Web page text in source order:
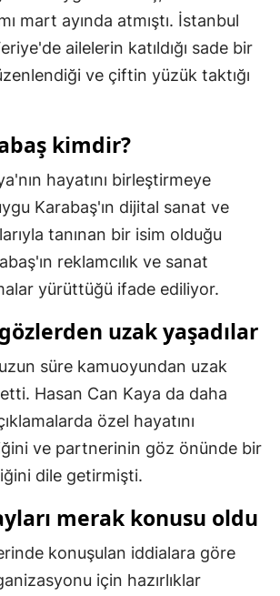
Kayseri
Kırklareli
Kocaeli
Konya
Kütahya
Malatya
Manisa
Kahramanmaraş
Mardin
Muğla
Muş
Nevşehir
Rize
mart ayında atmıştı. İstanbul
ailelerin katıldığı sade bir
ve çiftin yüzük taktığı
kimdir?
hayatını birleştirmeye
Karabaş'ın dijital sanat ve
tanınan bir isim olduğu
reklamcılık ve sanat
yürüttüğü ifade ediliyor.
uzak yaşadılar
süre kamuoyundan uzak
Hasan Can Kaya da daha
özel hayatını
ve partnerinin göz önünde bir
dile getirmişti.
merak konusu oldu
konuşulan iddialara göre
için hazırlıklar